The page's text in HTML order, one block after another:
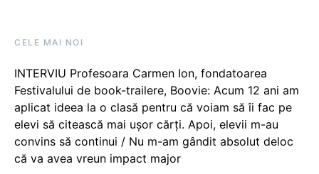
CELE MAI NOI
INTERVIU Profesoara Carmen Ion, fondatoarea
Festivalului de book-trailere, Boovie: Acum 12 ani am
aplicat ideea la o clasă pentru că voiam să îi fac pe
elevi să citească mai ușor cărți. Apoi, elevii m-au
convins să continui / Nu m-am gândit absolut deloc
că va avea vreun impact major